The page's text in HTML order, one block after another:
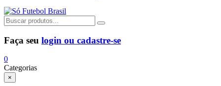
Faça seu login ou cadastre-se
0
Categorias
×